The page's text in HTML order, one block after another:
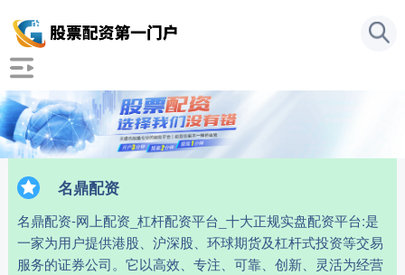
名鼎配资
名鼎配资-网上配资_杠杆配资平台_十大正规实盘配资平台:是
一家为用户提供港股、沪深股、环球期货及杠杆式投资等交易
服务的证券公司。它以高效、专注、可靠、创新、灵活为经营